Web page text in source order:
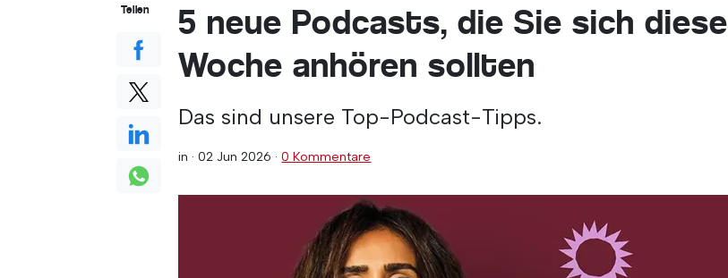
5 neue Podcasts, die Sie sich diese
Woche anhören sollten
Das sind unsere Top-Podcast-Tipps.
in ·02 Jun 2026 ·0 Kommentare
Teilen